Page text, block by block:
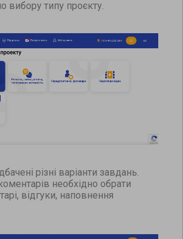
вибору типу проєкту.
різні варіанти завдань.
необхідно обрати
відгуки, наповнення